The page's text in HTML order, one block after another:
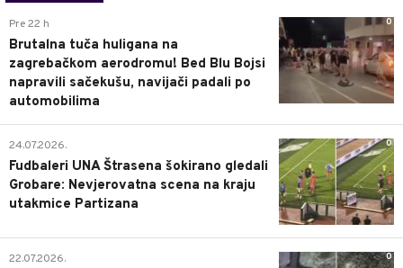
0
Pre 22 h
Brutalna tuča huligana na
zagrebačkom aerodromu! Bed Blu Bojsi
napravili sačekušu, navijači padali po
automobilima
0
24.07.2026.
Fudbaleri UNA Štrasena šokirano gledali
Grobare: Nevjerovatna scena na kraju
utakmice Partizana
0
22.07.2026.